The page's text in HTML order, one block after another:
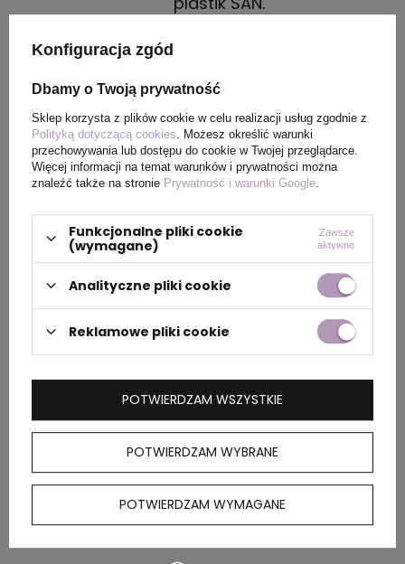
Kraj
Rozmiar 17,8 x Ø 7,35 cm
Waga
produktu (g)
84
PAKOWANIE
Wymiary
kartonu
49 x 50 x 40 cm
Waga
kartonu
zewnętrznego
6 kg
OPIS
Konfiguracja zgód
Dbamy o Twoją prywatność
Sklep korzysta z plików cookie w celu realizacji usług zgodnie z
Polityką dotyczącą cookies . Możesz określić warunki
przechowywania lub dostępu do cookie w Twojej przeglądarce.
Więcej informacji na temat warunków i prywatności można
znaleźć także na stronie Prywatność i warunki Google
Funkcjonalne pliki cookie
(wymagane)
Zawsze
aktywne
Analityczne pliki cookie
Reklamowe pliki cookie
POTWIERDZAM WYBRANE
POTWIERDZAM WYMAGANE
POTWIERDZAM WSZYSTKIE